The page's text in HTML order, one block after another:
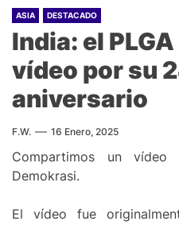
ASIA DESTACADO
India: el
vídeo por su
aniversario
F.W. 16 Enero, 2025
Compartimos un vídeo
Demokrasi.
El vídeo fue